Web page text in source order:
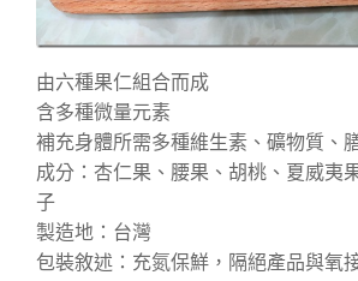
由六種果仁組合而成
含多種微量元素
補充身體所需多種維生素、礦物質、
成分：杏仁果、腰果、胡桃、夏威夷
子
製造地：台灣
包裝敘述：充氮保鮮，隔絕產品與氧